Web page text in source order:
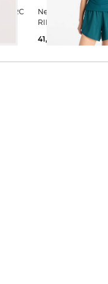
New Balance | Damen T-Shirt
RIBBED FITTED
41,79 €
50,00 €